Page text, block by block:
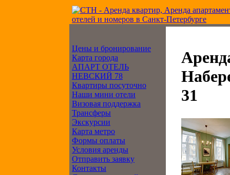
Цены и бронирование
Карта города
АПАРТ ОТЕЛЬ
НЕВСКИЙ 78
Квартиры посуточно
Наши мини отели
Визовая поддержка
Трансферы
Экскурсии
Карта метро
Формы оплаты
Условия аренды
Отправить заявку
Контакты
31